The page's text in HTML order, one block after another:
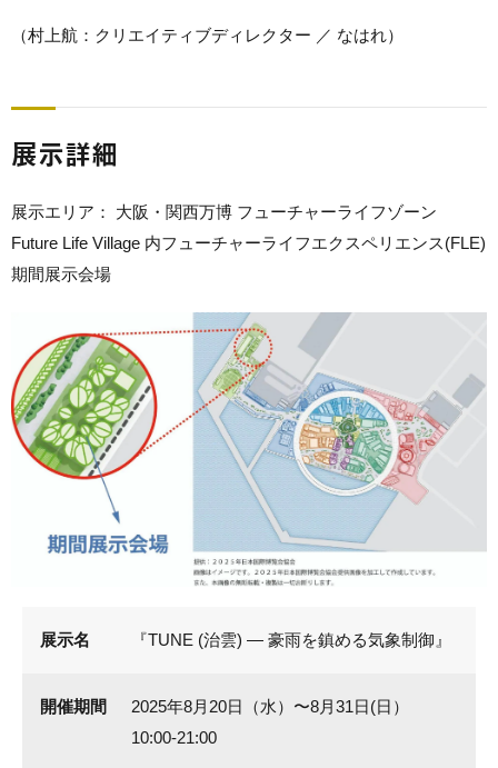
（村上航：クリエイティブディレクター ／ なはれ）
展示詳細
展示エリア： 大阪・関西万博 フューチャーライフゾーン
Future Life Village 内フューチャーライフエクスペリエンス(FLE)
期間展示会場
展示名 『TUNE (治雲) — 豪雨を鎮める気象制御』
開催期間
2025年8月20日（水）〜8月31日(日）
10:00-21:00